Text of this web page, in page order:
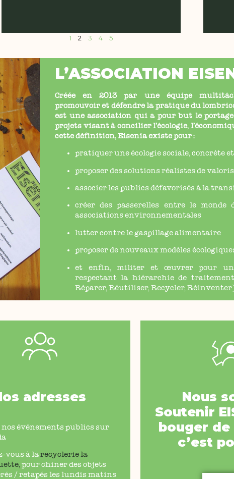
1 2 3 4 5
L’ASSOCIATION
Créée en 2013 par une équipe
promouvoir et défendre la pratique du
est une association qui a pour but le
projets visant à concilier l’écologie,
cette définition, Eisenia existe pour :
pratiquer une écologie sociale, concrète
proposer des solutions réalistes de
associer les publics défavorisés à la
créer des passerelles entre le
associations environnementales
lutter contre le gaspillage alimentaire
proposer de nouveaux modèles
et enfin, militer et œuvrer pour
respectant la hiérarchie de
Réparer, Réutiliser, Recycler,
adresses
nos événements publics sur
vous à larecyclerie la
, pour chiner des objets
/ retapés les lundis matins
Nous
Soutenir
bouger de
c’est